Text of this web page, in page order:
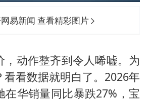
易新闻 查看精彩图片
，动作整齐到令人唏嘘。为
看看数据就明白了。2026年
在华销量同比暴跌27%，宝